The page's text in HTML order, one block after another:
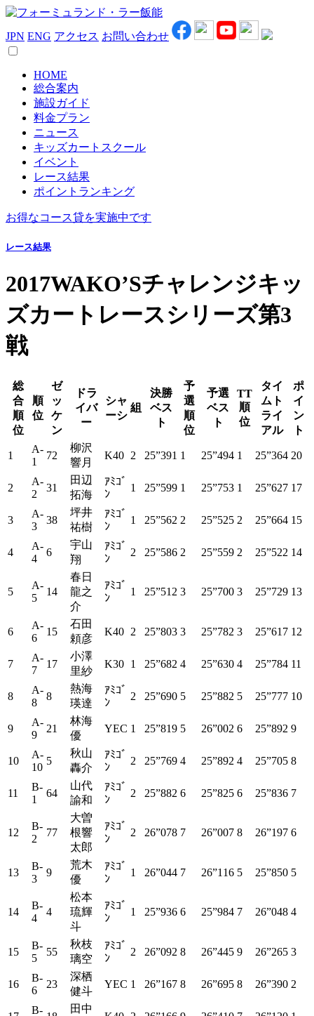
JPN ENG アクセス お問い合わせ
HOME
総合案内
施設ガイド
料金プラン
ニュース
キッズカートスクール
イベント
レース結果
ポイントランキング
お得なコース貸を実施中です
レース結果
2017WAKO’Sチャレンジキッ
ズカートレースシリーズ第3
戦
総
合
順
位
順
位
ゼ
ッ
ケ
ン
ドラ
イバ
ー
シャ
ーシ
組
決勝
ベス
ト
予
選
順
位
予選
ベス
ト
TT
順
位
タイ
ムト
ライ
アル
ポ
イ
ン
ト
1
A-
1
72
柳沢
響月
K40 2 25”391 1 25”494 1 25”364 20
2
A-
2
31
田辺
拓海
ｱﾐｺﾞ
ﾝ
1 25”599 1 25”753 1 25”627 17
3
A-
3
38
坪井
祐樹
ｱﾐｺﾞ
ﾝ
1 25”562 2 25”525 2 25”664 15
4
A-
4
6
宇山
翔
ｱﾐｺﾞ
ﾝ
2 25”586 2 25”559 2 25”522 14
5
A-
5
14
春日
龍之
介
ｱﾐｺﾞ
ﾝ
1 25”512 3 25”700 3 25”729 13
6
A-
6
15
石田
頼彦
K40 2 25”803 3 25”782 3 25”617 12
7
A-
7
17
小澤
里紗
K30 1 25”682 4 25”630 4 25”784 11
8
A-
8
8
熱海
瑛達
ｱﾐｺﾞ
ﾝ
2 25”690 5 25”882 5 25”777 10
9
A-
9
21
林海
優
YEC 1 25”819 5 26”002 6 25”892 9
10
A-
10
5
秋山
轟介
ｱﾐｺﾞ
ﾝ
2 25”769 4 25”892 4 25”705 8
11
B-
1
64
山代
諭和
ｱﾐｺﾞ
ﾝ
2 25”882 6 25”825 6 25”836 7
12
B-
2
77
大曽
根響
太郎
ｱﾐｺﾞ
ﾝ
2 26”078 7 26”007 8 26”197 6
13
B-
3
9
荒木
優
ｱﾐｺﾞ
ﾝ
1 26”044 7 26”116 5 25”850 5
14
B-
4
4
松本
琉輝
斗
ｱﾐｺﾞ
ﾝ
1 25”936 6 25”984 7 26”048 4
15
B-
5
55
秋枝
璃空
ｱﾐｺﾞ
ﾝ
2 26”092 8 26”445 9 26”265 3
16
B-
6
23
深栖
健斗
YEC 1 26”167 8 26”695 8 26”390 2
B-
田中